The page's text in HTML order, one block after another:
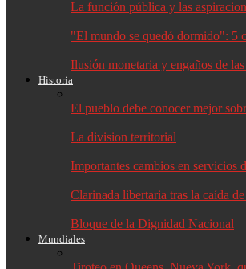
La función pública y las
"El mundo se quedó dormido": 5
Ilusión monetaria y engaños de las
Historia
El pueblo debe conocer mejor
La division territorial
Importantes cambios en servicios
Clarinada libertaria tras la caída
Bloque de la Dignidad Nacional
Mundiales